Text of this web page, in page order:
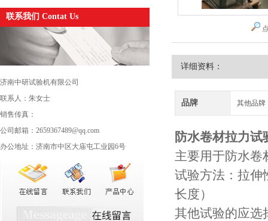
联系我们 Contat Us
济南中研试验机有限公司
联系人：朱女士
销售传真：
公司邮箱：2659367489@qq.com
办公地址：济南市中区大庙屯工业园6号
详细资料：
品牌 其他品牌
防水卷材拉力试
主要用于防水卷
试验方法：拉伸
长度）
其他试验的应选